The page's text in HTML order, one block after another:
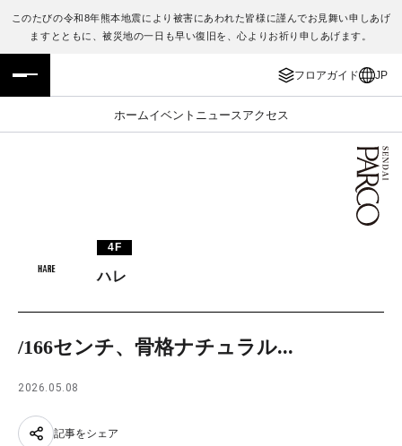
このたびの令和8年熊本地震により被害にあわれた皆様に謹んでお見舞い申しあげ
ますとともに、被災地の一日も早い復旧を、心よりお祈り申しあげます。
フロアガイド JP
ホームイベント ニュース アクセス
フロアガイド
施設案内・アクセス
TAX FREE
ENGLISH
繁体字
日本語
4F
ハレ
/166センチ、骨格ナチュラル...
2026.05.08
記事をシェア